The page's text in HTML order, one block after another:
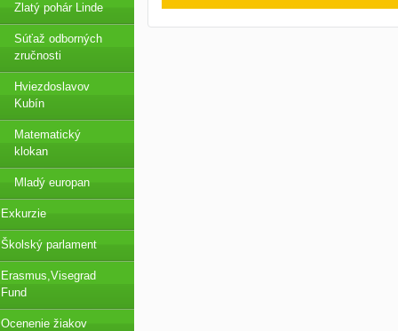
Zlatý pohár Linde
Súťaž odborných
zručnosti
Hviezdoslavov
Kubín
Matematický
klokan
Mladý europan
Exkurzie
Školský parlament
Erasmus,Visegrad
Fund
Ocenenie žiakov